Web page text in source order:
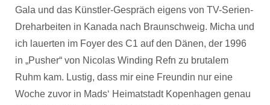
Gala und das Künstler-Gespräch eigens von TV-Serien-
Dreharbeiten in Kanada nach Braunschweig. Micha und
ich lauerten im Foyer des C1 auf den Dänen, der 1996
in „Pusher“ von Nicolas Winding Refn zu brutalem
Ruhm kam. Lustig, dass mir eine Freundin nur eine
Woche zuvor in Mads‘ Heimatstadt Kopenhagen genau